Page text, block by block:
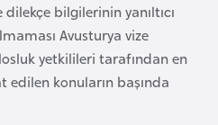
bilgilerinin yanıltıcı
Avusturya vize
yetkilileri tarafından en
konuların başında